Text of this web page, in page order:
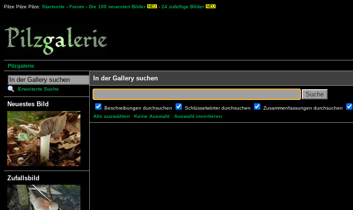
Pilze Pilze Pilze: Startseite - Forum - Die 100 neuesten Bilder - 24 zufällige Bilder
Pilzgalerie
Erweiterte Suche
Neuestes Bild
Zufallsbild
In der Gallery suchen
Beschreibungen durchsuchen Schlüsselwörter durchsuchen Zusammenfassungen durchsuchen
Alle auswählen
Keine Auswahl Auswahl invertieren